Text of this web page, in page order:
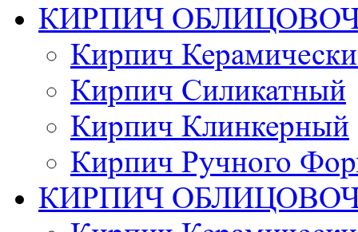
КИРПИЧ
Кирпич
Кирпич Силикатный
Кирпич Клинкерный
Кирпич Ручного
КИРПИЧ